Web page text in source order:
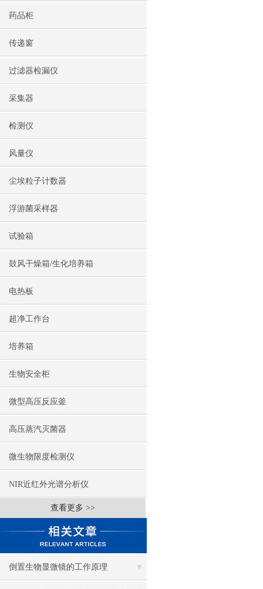
药品柜
传递窗
过滤器检漏仪
采集器
检测仪
风量仪
尘埃粒子计数器
浮游菌采样器
试验箱
鼓风干燥箱/生化培养箱
电热板
超净工作台
培养箱
生物安全柜
微型高压反应釜
高压蒸汽灭菌器
微生物限度检测仪
NIR近红外光谱分析仪
查看更多 >>
倒置生物显微镜的工作原理